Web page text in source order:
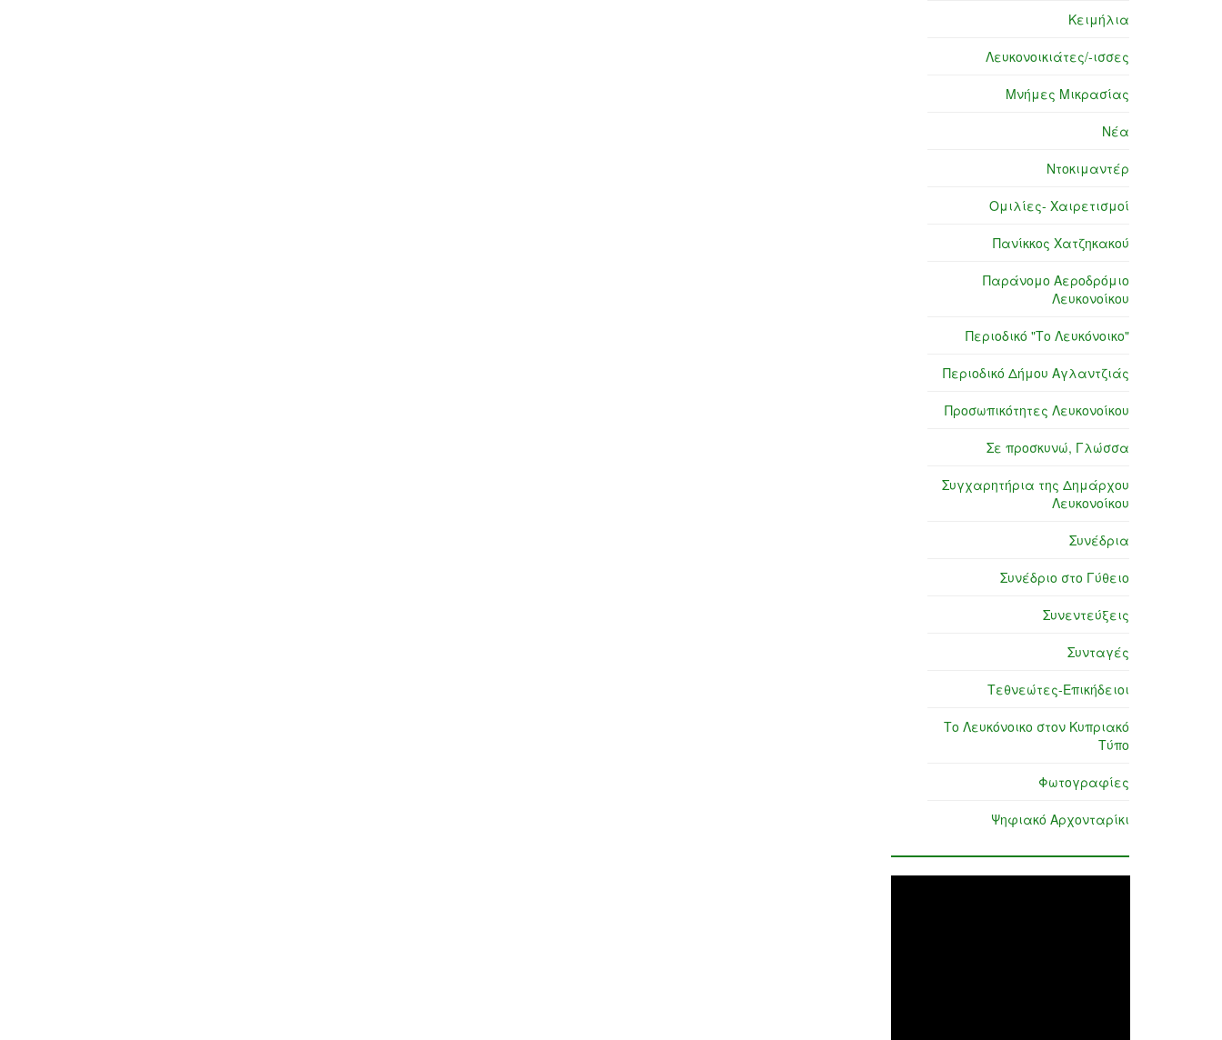
Κειμήλια
Λευκονοικιάτες/-ισσες
Μνήμες Μικρασίας
Νέα
Ντοκιμαντέρ
Ομιλίες- Χαιρετισμοί
Πανίκκος Χατζηκακού
Παράνομο Αεροδρόμιο
Λευκονοίκου
Περιοδικό "Το Λευκόνοικο"
Περιοδικό Δήμου Αγλαντζιάς
Προσωπικότητες Λευκονοίκου
Σε προσκυνώ, Γλώσσα
Συγχαρητήρια της Δημάρχου
Λευκονοίκου
Συνέδρια
Συνέδριο στο Γύθειο
Συνεντεύξεις
Συνταγές
Τεθνεώτες-Επικήδειοι
Το Λευκόνοικο στον Κυπριακό
Τύπο
Φωτογραφίες
Ψηφιακό Αρχονταρίκι